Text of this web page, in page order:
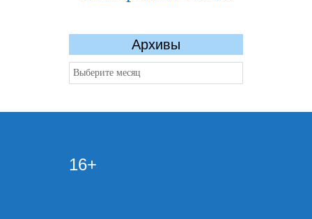
Архивы
Архивы
16+